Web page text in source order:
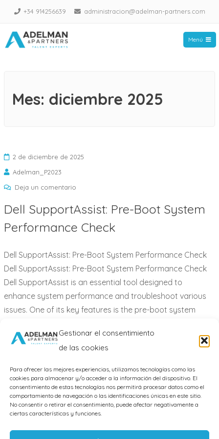
Gestionar el consentimiento
de las cookies
Para ofrecer las mejores experiencias, utilizamos tecnologías como las
cookies para almacenar y/o acceder a la información del dispositivo. El
consentimiento de estas tecnologías nos permitirá procesar datos como el
comportamiento de navegación o las identificaciones únicas en este sitio.
No consentir o retirar el consentimiento, puede afectar negativamente a
ciertas características y funciones.
Saltar
contenido
+34 914256639 administracion@adelman-partners.com
Menú
Mes: diciembre 2025
2 de diciembre de 2025
Adelman_P2023
Deja un comentarioen
SupportAssist:
Pre-
System
Dell SupportAssist: Pre-Boot System
Performance Check
Dell SupportAssist: Pre-Boot System Performance Check
Dell SupportAssist: Pre-Boot System Performance Check
Dell SupportAssist is an essential tool designed to
enhance system performance and troubleshoot various
issues. One of its key features is the pre-boot system
device before the operating system loads, ensuring
everything is functioning correctly.…
Leer más